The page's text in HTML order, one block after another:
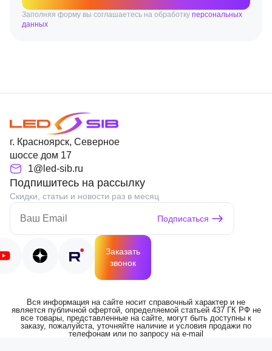
Заполняя форму вы соглашаетесь на обработку персональных
данных
г. Красноярск, Северное
шоссе дом 17
1@led-sib.ru
Подпишитесь на рассылку
Скидки, статьи и новости раз в месяц
Подписаться
Заказать
звонок
Вся информация на сайте носит справочный характер и не
является публичной офертой, определяемой статьей 437 ГК РФ не
все товары, представленные на сайте, могут быть доступны к
заказу, пожалуйста, уточняйте наличие и условия продажи по
телефонам или по запросу на e-mail